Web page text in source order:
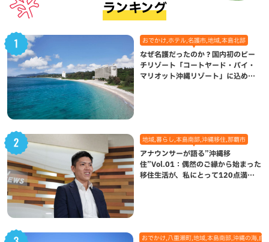
ランキング
おでかけ,ホテル,名護市,地域,本島北部
なぜ名護だったのか？国内初のビー
チリゾート「コートヤード・バイ・
マリオット沖縄リゾート」に込めら
地域,暮らし,本島南部,沖縄移住,那覇市
アナウンサーが語る”沖縄移
住”Vol.01：偶然のご縁から始まった
移住生活が、私にとって120点満点
おでかけ,八重瀬町,地域,本島南部,沖縄の海,自